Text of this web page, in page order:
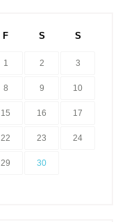
F S S
1 2 3
8 9 10
15 16 17
22 23 24
29 30